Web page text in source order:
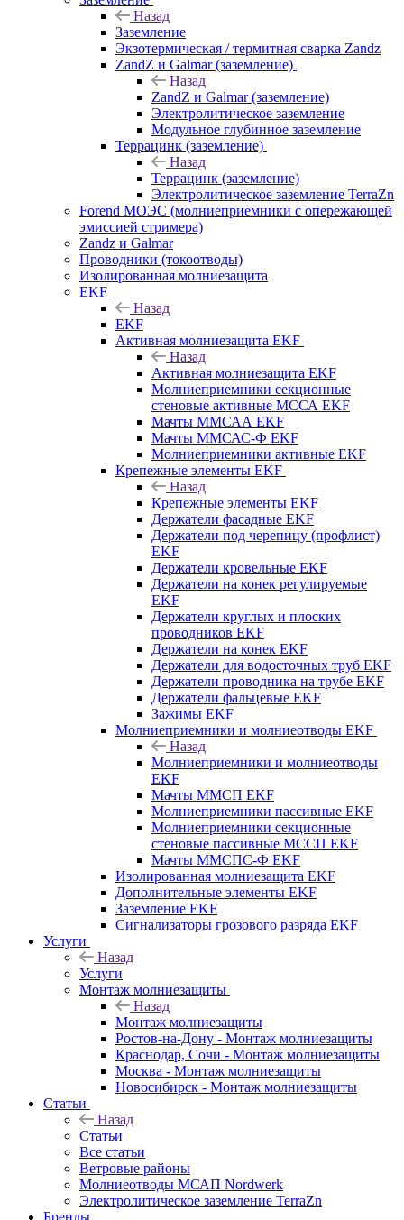
Назад
Заземление
Экзотермическая / термитная сварка Zandz
ZandZ и Galmar (заземление)
Назад
ZandZ и Galmar (заземление)
Электролитическое заземление
Модульное глубинное заземление
Террацинк (заземление)
Назад
Террацинк (заземление)
Электролитическое заземление TerraZn
Forend МОЭС (молниеприемники с опережающей
эмиссией стримера)
Zandz и Galmar
Проводники (токоотводы)
Изолированная молниезащита
EKF
Назад
EKF
Активная молниезащита EKF
Назад
Активная молниезащита EKF
Молниеприемники секционные
стеновые активные МССА EKF
Мачты ММСАА EKF
Мачты ММСАС-Ф EKF
Молниеприемники активные EKF
Крепежные элементы EKF
Назад
Крепежные элементы EKF
Держатели фасадные EKF
Держатели под черепицу (профлист)
EKF
Держатели кровельные EKF
Держатели на конек регулируемые
EKF
Держатели круглых и плоских
проводников EKF
Держатели на конек EKF
Держатели для водосточных труб EKF
Держатели проводника на трубе EKF
Держатели фальцевые EKF
Зажимы EKF
Молниеприемники и молниеотводы EKF
Назад
Молниеприемники и молниеотводы
EKF
Мачты ММСП EKF
Молниеприемники пассивные EKF
Молниеприемники секционные
стеновые пассивные МССП EKF
Мачты ММСПС-Ф EKF
Изолированная молниезащита EKF
Дополнительные элементы EKF
Заземление EKF
Сигнализаторы грозового разряда EKF
Услуги
Назад
Услуги
Монтаж молниезащиты
Назад
Монтаж молниезащиты
Ростов-на-Дону - Монтаж молниезащиты
Краснодар, Сочи - Монтаж молниезащиты
Москва - Монтаж молниезащиты
Новосибирск - Монтаж молниезащиты
Статьи
Назад
Статьи
Все статьи
Ветровые районы
Молниеотводы МСАП Nordwerk
Электролитическое заземление TerraZn
Бренды